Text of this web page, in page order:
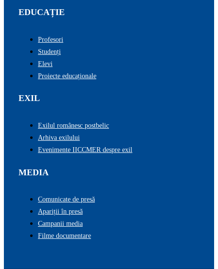
EDUCAȚIE
Profesori
Studenți
Elevi
Proiecte educaționale
EXIL
Exilul românesc postbelic
Arhiva exilului
Evenimente IICCMER despre exil
MEDIA
Comunicate de presă
Apariții în presă
Campanii media
Filme documentare